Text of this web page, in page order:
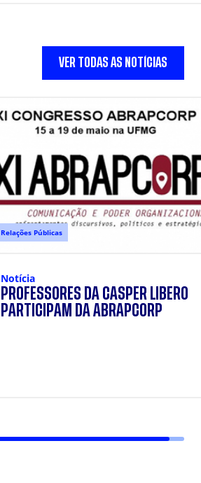
VER TODAS AS NOTÍCIAS
Relações Públicas
Notícia
PROFESSORES DA CÁSPER LÍBERO
PARTICIPAM DA ABRAPCORP